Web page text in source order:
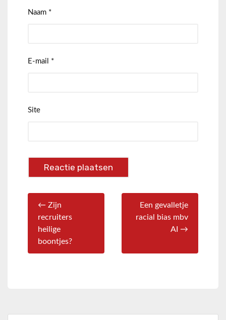
Naam *
E-mail *
Site
← Zijn
recruiters
heilige
boontjes?
Een gevalletje
racial bias mbv
AI →